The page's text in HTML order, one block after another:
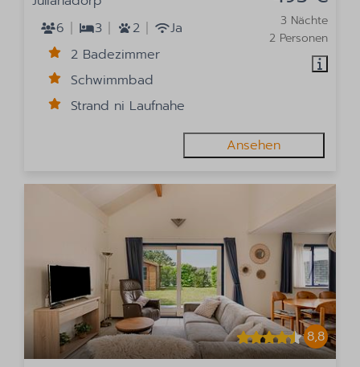
3 Nächte
2 Personen
6
3 2
Ja
2 Badezimmer
Schwimmbad
Strand ni Laufnahe
Ansehen
8,8